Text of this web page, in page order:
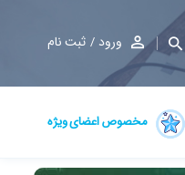
ورود ثبت نام
مخصوص اعضای ویژه